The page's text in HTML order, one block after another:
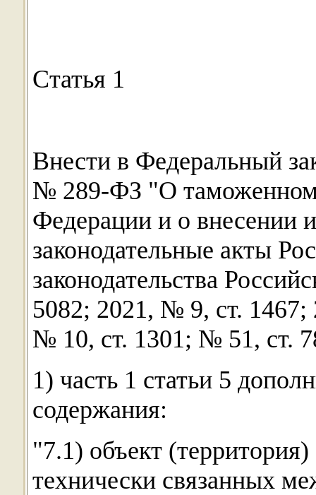
Статья 1
Внести в Федеральный
№ 289-ФЗ "О таможенном
Федерации и о внесении
законодательные акты
законодательства
5082; 2021, № 9, ст.
№ 10, ст. 1301; № 51, ст.
1) часть 1 статьи 5
содержания:
"7.1) объект
технически связанных